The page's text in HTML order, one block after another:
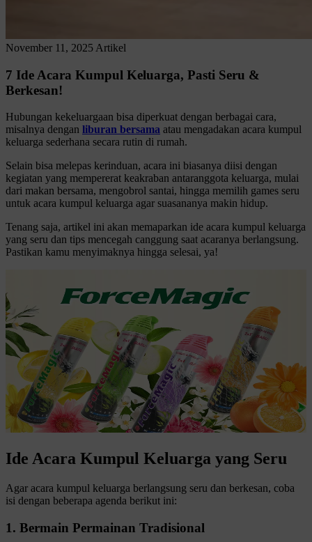
November 11, 2025 Artikel
7 Ide Acara Kumpul Keluarga, Pasti Seru &
Berkesan!
Hubungan kekeluargaan bisa diperkuat dengan berbagai cara,
misalnya dengan liburan bersama atau mengadakan acara kumpul
keluarga sederhana secara rutin di rumah.
Selain bisa melepas kerinduan, acara ini biasanya diisi dengan
kegiatan yang mempererat keakraban antaranggota keluarga, mulai
dari makan bersama, mengobrol santai, hingga memilih games seru
untuk acara kumpul keluarga agar suasananya makin hidup.
Tenang saja, artikel ini akan memaparkan ide acara kumpul keluarga
yang seru dan tips mencegah canggung saat acaranya berlangsung.
Pastikan kamu menyimaknya hingga selesai, ya!
Ide Acara Kumpul Keluarga yang Seru
Agar acara kumpul keluarga berlangsung seru dan berkesan, coba
isi dengan beberapa agenda berikut ini:
1. Bermain Permainan Tradisional